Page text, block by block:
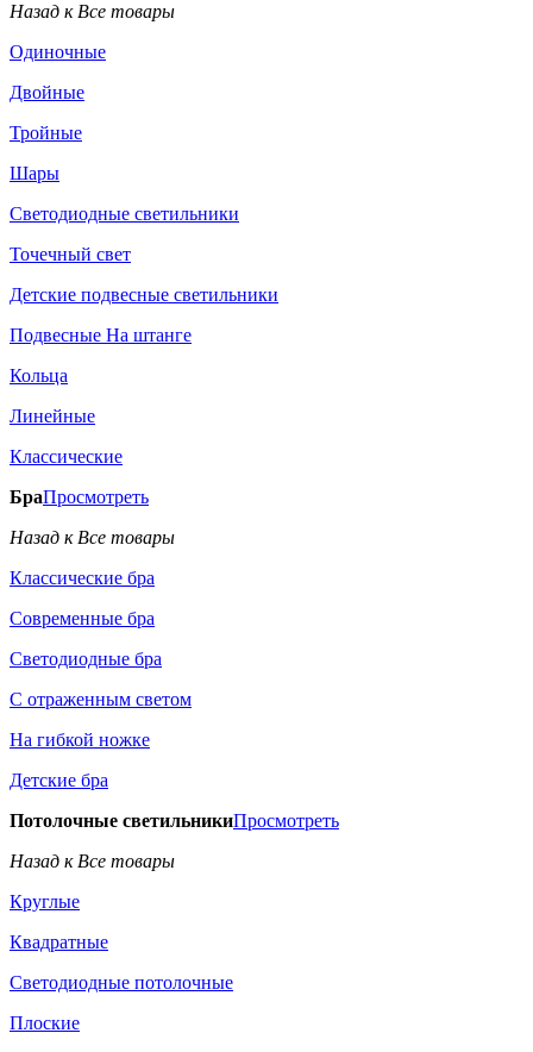
Назад к Все товары
Одиночные
Двойные
Тройные
Шары
Светодиодные светильники
Точечный свет
Детские подвесные светильники
Подвесные На штанге
Кольца
Линейные
Классические
БраПросмотреть
Назад к Все товары
Классические бра
Современные бра
Светодиодные бра
С отраженным светом
На гибкой ножке
Детские бра
Потолочные светильникиПросмотреть
Назад к Все товары
Круглые
Квадратные
Светодиодные потолочные
Плоские